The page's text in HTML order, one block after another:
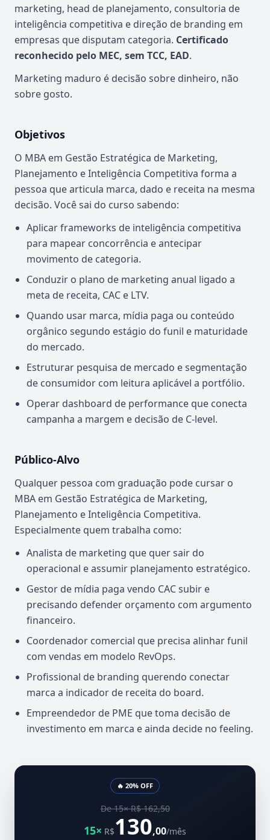
marketing, head de planejamento, consultoria de
inteligência competitiva e direção de branding em
empresas que disputam categoria. Certificado
reconhecido pelo MEC, sem TCC, EAD.
Marketing maduro é decisão sobre dinheiro, não
sobre gosto.
Objetivos
O MBA em Gestão Estratégica de Marketing,
Planejamento e Inteligência Competitiva forma a
pessoa que articula marca, dado e receita na mesma
decisão. Você sai do curso sabendo:
Aplicar frameworks de inteligência competitiva
para mapear concorrência e antecipar
movimento de categoria.
Conduzir o plano de marketing anual ligado a
meta de receita, CAC e LTV.
Quando usar marca, mídia paga ou conteúdo
orgânico segundo estágio do funil e maturidade
do mercado.
Estruturar pesquisa de mercado e segmentação
de consumidor com leitura aplicável a portfólio.
Operar dashboard de performance que conecta
campanha a margem e decisão de C-level.
Público-Alvo
Qualquer pessoa com graduação pode cursar o
MBA em Gestão Estratégica de Marketing,
Planejamento e Inteligência Competitiva.
Especialmente quem trabalha como:
Analista de marketing que quer sair do
operacional e assumir planejamento estratégico.
Gestor de mídia paga vendo CAC subir e
precisando defender orçamento com argumento
financeiro.
Coordenador comercial que precisa alinhar funil
com vendas em modelo RevOps.
Profissional de branding querendo conectar
marca a indicador de receita do board.
Empreendedor de PME que toma decisão de
investimento em marca e ainda decide no feeling.
🔥 20% OFF
De 15× R$ 162,50
15× R$130,00/mês